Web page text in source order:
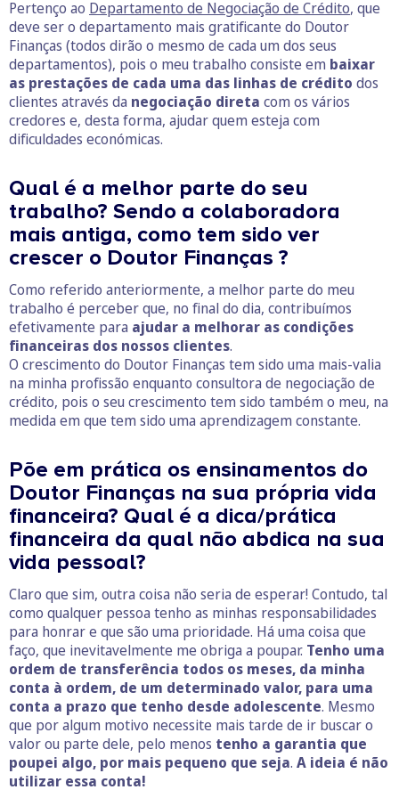
Pertenço ao Departamento de Negociação de Crédito, que
deve ser o departamento mais gratificante do Doutor
Finanças (todos dirão o mesmo de cada um dos seus
departamentos), pois o meu trabalho consiste em baixar
as prestações de cada uma das linhas de crédito dos
clientes através da negociação direta com os vários
credores e, desta forma, ajudar quem esteja com
dificuldades económicas.
Qual é a melhor parte do seu
trabalho? Sendo a colaboradora
mais antiga, como tem sido ver
crescer o Doutor Finanças ?
Como referido anteriormente, a melhor parte do meu
trabalho é perceber que, no final do dia, contribuímos
efetivamente para ajudar a melhorar as condições
financeiras dos nossos clientes.
O crescimento do Doutor Finanças tem sido uma mais-valia
na minha profissão enquanto consultora de negociação de
crédito, pois o seu crescimento tem sido também o meu, na
medida em que tem sido uma aprendizagem constante.
Põe em prática os ensinamentos do
Doutor Finanças na sua própria vida
financeira? Qual é a dica/prática
financeira da qual não abdica na sua
vida pessoal?
Claro que sim, outra coisa não seria de esperar! Contudo, tal
como qualquer pessoa tenho as minhas responsabilidades
para honrar e que são uma prioridade. Há uma coisa que
faço, que inevitavelmente me obriga a poupar. Tenho uma
ordem de transferência todos os meses, da minha
conta à ordem, de um determinado valor, para uma
conta a prazo que tenho desde adolescente. Mesmo
que por algum motivo necessite mais tarde de ir buscar o
valor ou parte dele, pelo menos tenho a garantia que
poupei algo, por mais pequeno que seja. A ideia é não
utilizar essa conta!